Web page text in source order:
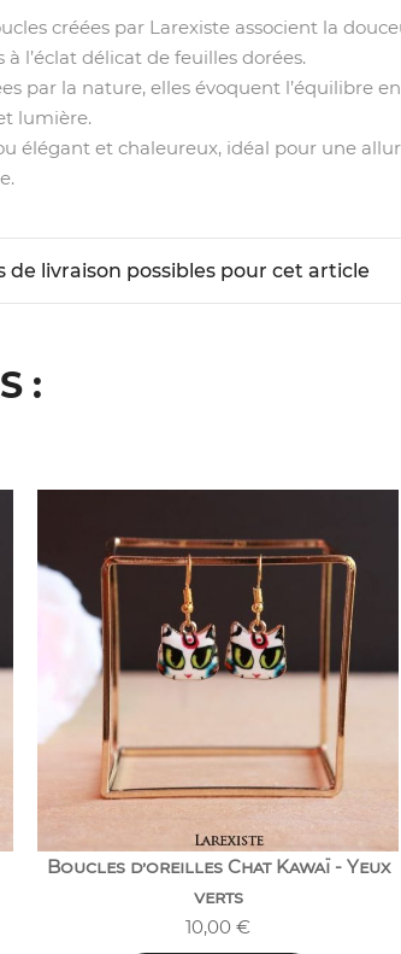
créées par Larexiste associent la
à l’éclat délicat de feuilles dorées.
par la nature, elles évoquent l’équilibre
lumière.
élégant et chaleureux, idéal pour une
de livraison possibles pour cet article
:
Boucles d’oreilles Chat Kawaï - Yeux
verts
10,00 €